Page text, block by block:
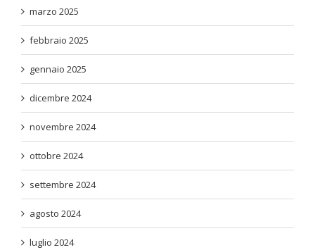
marzo 2025
febbraio 2025
gennaio 2025
dicembre 2024
novembre 2024
ottobre 2024
settembre 2024
agosto 2024
luglio 2024